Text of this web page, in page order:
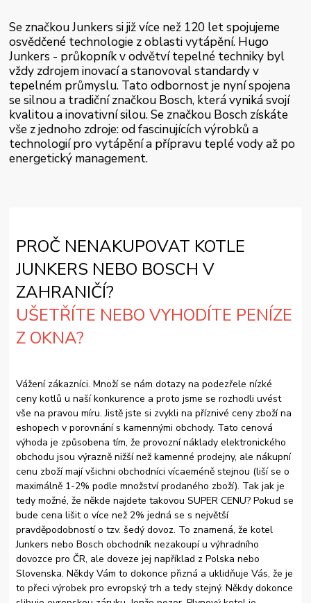
Se značkou Junkers si již více než 120 let spojujeme
osvědčené technologie z oblasti vytápění. Hugo
Junkers - průkopník v odvětví tepelné techniky byl
vždy zdrojem inovací a stanovoval standardy v
tepelném průmyslu. Tato odbornost je nyní spojena
se silnou a tradiční značkou Bosch, která vyniká svojí
kvalitou a inovativní silou. Se značkou Bosch získáte
vše z jednoho zdroje: od fascinujících výrobků a
technologií pro vytápění a přípravu teplé vody až po
energetický management.
PROČ NENAKUPOVAT KOTLE
JUNKERS NEBO BOSCH V
ZAHRANIČÍ?
UŠETŘÍTE NEBO VYHODÍTE PENÍZE
Z OKNA?
Vážení zákazníci. Množí se nám dotazy na podezřele nízké
ceny kotlů u naší konkurence a proto jsme se rozhodli uvést
vše na pravou míru. Jistě jste si zvykli na příznivé ceny zboží na
eshopech v porovnání s kamennými obchody. Tato cenová
výhoda je způsobena tím, že provozní náklady elektronického
obchodu jsou výrazně nižší než kamenné prodejny, ale nákupní
cenu zboží mají všichni obchodníci vícaeméně stejnou (liší se o
maximálně 1-2% podle množství prodaného zboží). Tak jak je
tedy možné, že někde najdete takovou SUPER CENU? Pokud se
bude cena lišit o více než 2% jedná se s největší
pravděpodobností o tzv. šedý dovoz. To znamená, že kotel
Junkers nebo Bosch obchodník nezakoupí u výhradního
dovozce pro ČR, ale doveze jej například z Polska nebo
Slovenska. Někdy Vám to dokonce přizná a uklidňuje Vás, že je
to přeci výrobek pro evropský trh a tedy stejný. Někdy dokonce